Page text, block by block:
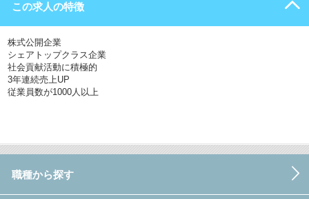
この求人の特徴
株式公開企業
シェアトップクラス企業
社会貢献活動に積極的
3年連続売上UP
従業員数が1000人以上
職種から探す